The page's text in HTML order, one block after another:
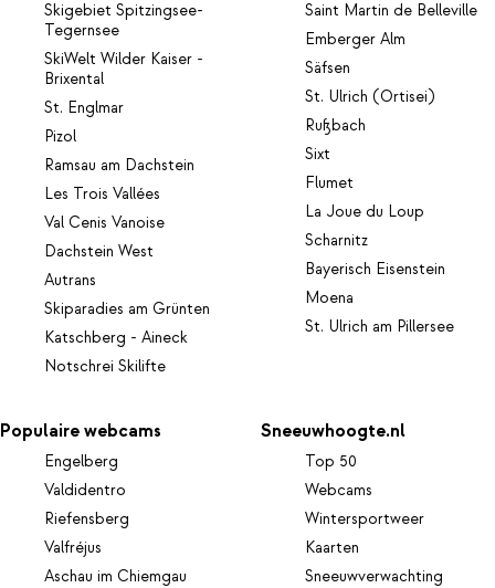
Skigebiet Spitzingsee-
Tegernsee
SkiWelt Wilder Kaiser -
Brixental
St. Englmar
Pizol
Ramsau am Dachstein
Les Trois Vallées
Val Cenis Vanoise
Dachstein West
Autrans
Skiparadies am Grünten
Katschberg - Aineck
Notschrei Skilifte
Saint Martin de Belleville
Emberger Alm
Säfsen
St. Ulrich (Ortisei)
Rußbach
Sixt
Flumet
La Joue du Loup
Scharnitz
Bayerisch Eisenstein
Moena
St. Ulrich am Pillersee
Populaire webcams
Engelberg
Valdidentro
Riefensberg
Valfréjus
Aschau im Chiemgau
Sneeuwhoogte.nl
Top 50
Webcams
Wintersportweer
Kaarten
Sneeuwverwachting